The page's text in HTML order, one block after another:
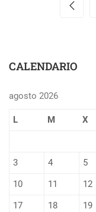
CALENDARIO
agosto 2026
L M X
3
4 5
10
11 12
17
18 19